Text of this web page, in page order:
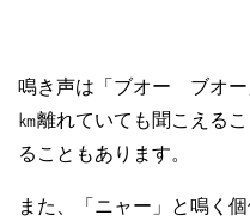
鳴き声は「ブオー ブオー
㎞離れていても聞こえる
ることもあります。
また、「ニャー」と鳴く個